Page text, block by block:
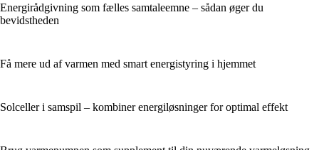
Energirådgivning som fælles samtaleemne – sådan øger du
bevidstheden
Få mere ud af varmen med smart energistyring i hjemmet
Solceller i samspil – kombiner energiløsninger for optimal effekt